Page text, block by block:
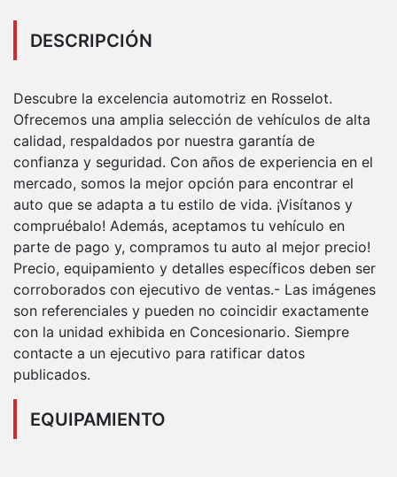
DESCRIPCIÓN
Descubre la excelencia automotriz en Rosselot.
Ofrecemos una amplia selección de vehículos de alta
calidad, respaldados por nuestra garantía de
confianza y seguridad. Con años de experiencia en el
mercado, somos la mejor opción para encontrar el
auto que se adapta a tu estilo de vida. ¡Visítanos y
compruébalo! Además, aceptamos tu vehículo en
parte de pago y, compramos tu auto al mejor precio!
Precio, equipamiento y detalles específicos deben ser
corroborados con ejecutivo de ventas.- Las imágenes
son referenciales y pueden no coincidir exactamente
con la unidad exhibida en Concesionario. Siempre
contacte a un ejecutivo para ratificar datos
publicados.
EQUIPAMIENTO